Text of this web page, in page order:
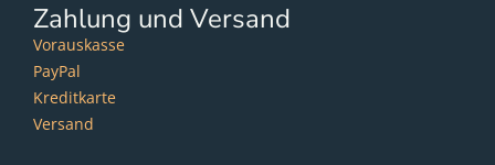
Zahlung und Versand
Vorauskasse
PayPal
Kreditkarte
Versand